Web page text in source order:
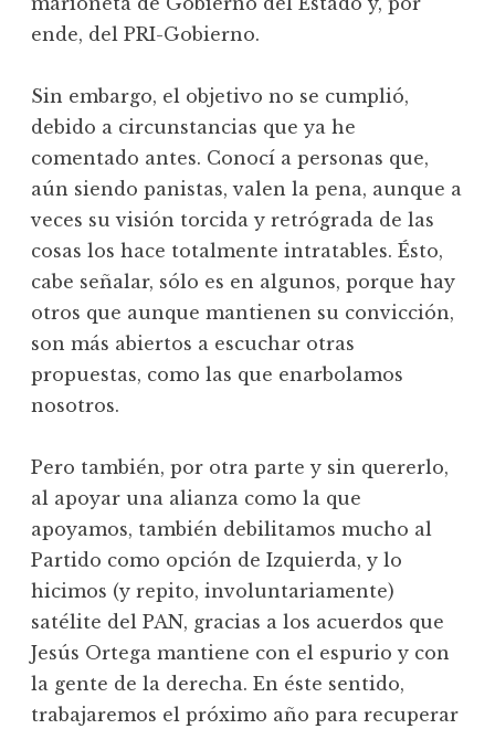
ende, del PRI-Gobierno.
Sin embargo, el objetivo no se cumplió,
debido a circunstancias que ya he
comentado antes. Conocí a personas que,
aún siendo panistas, valen la pena, aunque a
veces su visión torcida y retrógrada de las
cosas los hace totalmente intratables. Ésto,
cabe señalar, sólo es en algunos, porque hay
otros que aunque mantienen su convicción,
son más abiertos a escuchar otras
propuestas, como las que enarbolamos
nosotros.
Pero también, por otra parte y sin quererlo,
al apoyar una alianza como la que
apoyamos, también debilitamos mucho al
Partido como opción de Izquierda, y lo
hicimos (y repito, involuntariamente)
satélite del PAN, gracias a los acuerdos que
Jesús Ortega mantiene con el espurio y con
la gente de la derecha. En éste sentido,
trabajaremos el próximo año para recuperar